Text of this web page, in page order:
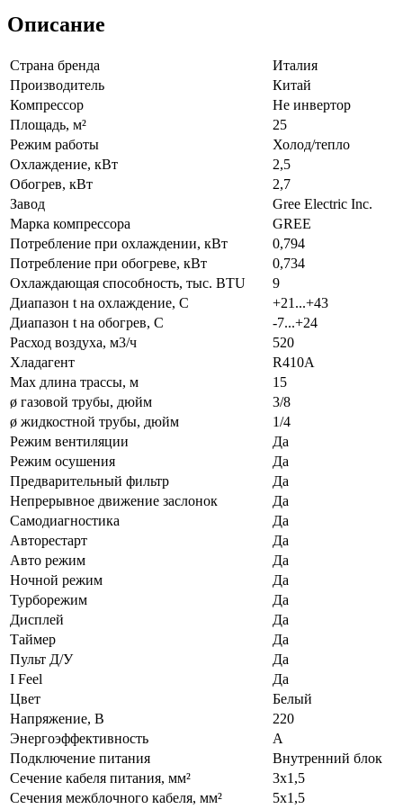
Описание
Страна бренда
Италия
Производитель
Китай
Компрессор
Не инвертор
Площадь, м²
25
Режим работы
Холод/тепло
Охлаждение, кВт
2,5
Обогрев, кВт
2,7
Завод
Gree Electric Inc.
Марка компрессора
GREE
Потребление при охлаждении, кВт
0,794
Потребление при обогреве, кВт
0,734
Охлаждающая способность, тыс. BTU
9
Диапазон t на охлаждение, С
+21...+43
Диапазон t на обогрев, С
-7...+24
Расход воздуха, м3/ч
520
Хладагент
R410A
Max длина трассы, м
15
ø газовой трубы, дюйм
3/8
ø жидкостной трубы, дюйм
1/4
Режим вентиляции
Да
Режим осушения
Да
Предварительный фильтр
Да
Непрерывное движение заслонок
Да
Самодиагностика
Да
Авторестарт
Да
Авто режим
Да
Ночной режим
Да
Турборежим
Да
Дисплей
Да
Таймер
Да
Пульт Д/У
Да
I Feel
Да
Цвет
Белый
Напряжение, В
220
Энергоэффективность
А
Подключение питания
Внутренний блок
Сечение кабеля питания, мм²
3х1,5
Сечения межблочного кабеля, мм²
5х1,5